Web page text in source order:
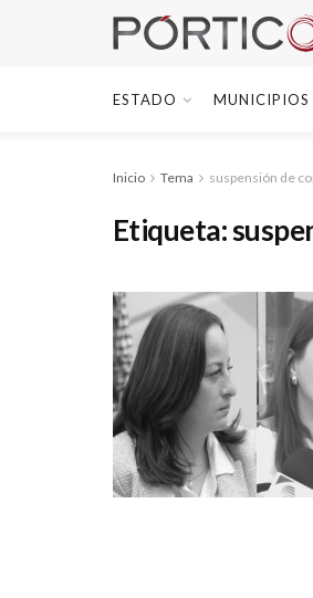
ESTADO MUNICIPIOS
Inicio Tema suspensión de
Etiqueta: